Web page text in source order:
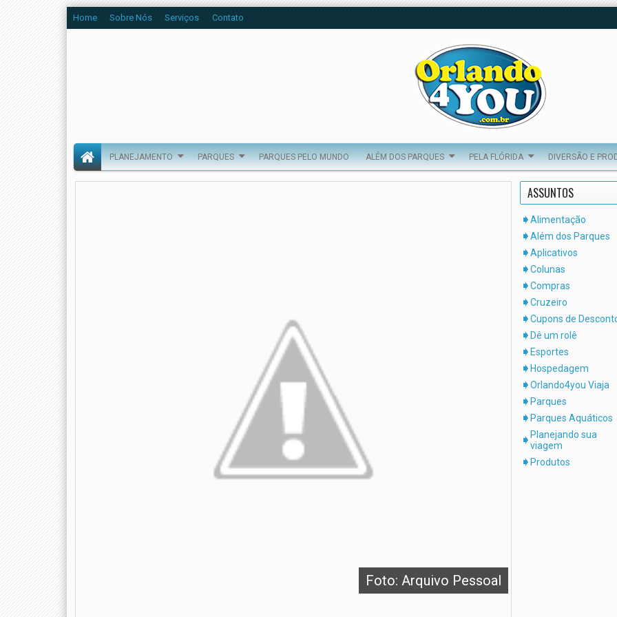
Home Sobre Nós Serviços Contato
PLANEJAMENTO PARQUES PARQUES PELO MUNDO ALÉM DOS PARQUES PELA FLÓRIDA DIVERSÃO E
Foto: Arquivo Pessoal
ASSUNTOS
Alimentação
Além dos Parques
Aplicativos
Colunas
Compras
Cruzeiro
Cupons de
Dê um rolê
Esportes
Hospedagem
Orlando4you Viaja
Parques
Parques Aquáticos
Planejando sua
viagem
Produtos